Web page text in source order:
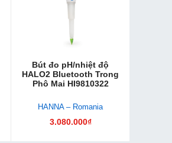
Bút đo pH/nhiệt độ
HALO2 Bluetooth Trong
Phô Mai HI9810322
HANNA – Romania
3.080.000₫